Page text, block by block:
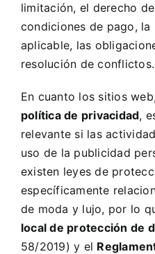
limitación, el derecho
condiciones de pago,
aplicable, las
resolución de conflictos.
En cuanto los sitios
política de privacidad,
relevante si las
uso de la publicidad
existen leyes de
específicamente
de moda y lujo, por lo
local de protección de
58/2019) y el